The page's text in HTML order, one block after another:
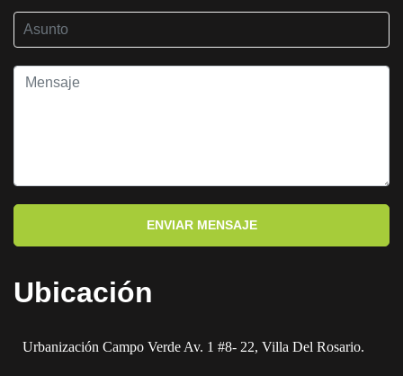
ENVIAR MENSAJE
Ubicación
Urbanización Campo Verde Av. 1 #8- 22, Villa Del Rosario.